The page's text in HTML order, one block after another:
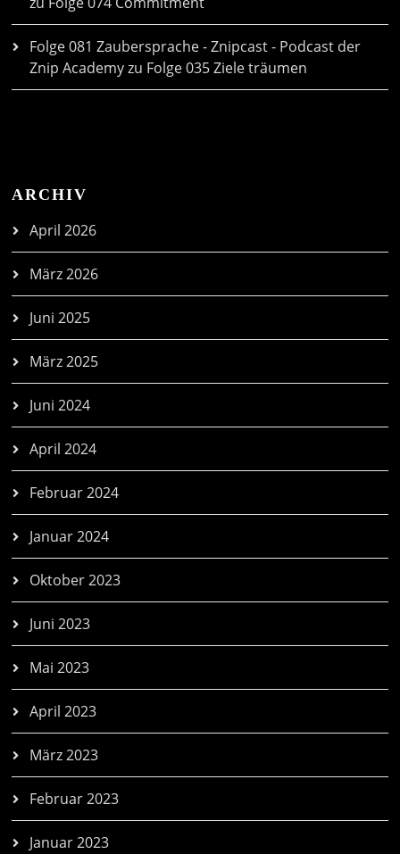
Folge 081 Zaubersprache - Znipcast - Podcast der
Znip Academyzu Folge 035 Ziele träumen
ARCHIV
April 2026
März 2026
Juni 2025
März 2025
Juni 2024
April 2024
Februar 2024
Januar 2024
Oktober 2023
Juni 2023
Mai 2023
April 2023
März 2023
Februar 2023
Januar 2023